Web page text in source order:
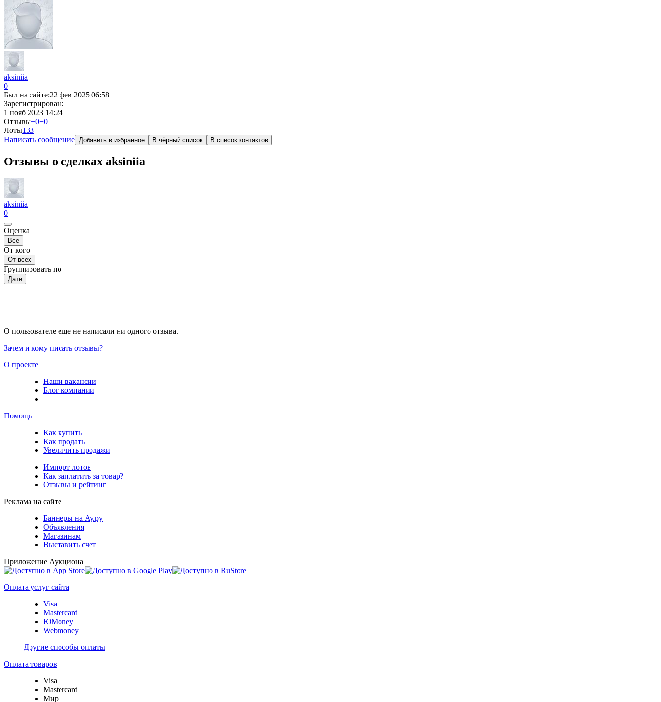
aksiniia
0
Был на сайте:22 фев 2025 06:58
Зарегистрирован:
1 нояб 2023 14:24
Отзывы+0−0
Лоты133
Написать сообщение Добавить в избранное В чёрный список В список контактов
Отзывы о сделках aksiniia
aksiniia
0
Оценка
Все
От кого
От всех
Группировать по
Дате
О пользователе еще не написали ни одного отзыва.
Зачем и кому писать отзывы?
О проекте
Наши вакансии
Блог компании
Помощь
Как купить
Как продать
Увеличить продажи
Импорт лотов
Как заплатить за товар?
Отзывы и рейтинг
Реклама на сайте
Баннеры на Ау.ру
Объявления
Магазинам
Выставить счет
Приложение Аукциона
Оплата услуг сайта
Visa
Mastercard
ЮMoney
Webmoney
Другие способы оплаты
Оплата товаров
Visa
Mastercard
Мир